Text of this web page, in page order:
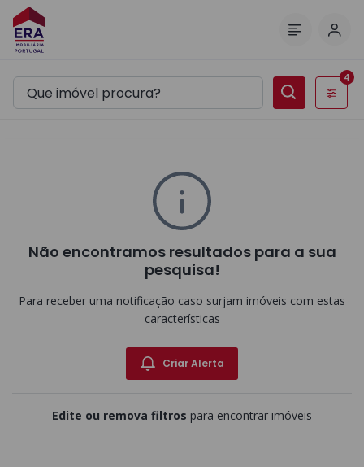
Filtros
4
Não encontramos resultados para a sua
pesquisa!
Para receber uma notificação caso surjam imóveis com estas
características
Criar Alerta
Edite ou remova filtros para encontrar imóveis